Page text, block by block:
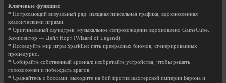
Ключевые функции:
* Потрясающий визуальный ряд: изящная пиксельная графика, вдохновленная
классическими играми.
* Оригинальный саундтрек: музыкальное сопровождение вдохновлено GameCube.
Композитор — Дейл Норт (Wizard of Legend).
* Исследуйте мир игры Sparklite: пять прекрасных биомов, сгенерированных
процедурно.
* Собирайте собственный арсенал: изобретайте устройства, чтобы решать
головоломки и побеждать врагов.
* Сражайтесь с боссами: выходите на бой против шахтерской империи Барона и